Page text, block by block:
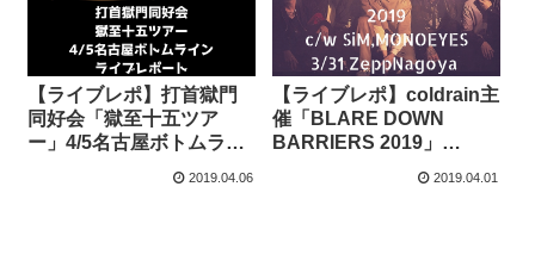
【ライブレポ】打首獄門
同好会「獄至十五ツア
ー」4/5名古屋ボトムライ
2019.04.06
【ライブレポ】coldrain主
催「BLARE DOWN
BARRIERS 2019」
2019.04.01